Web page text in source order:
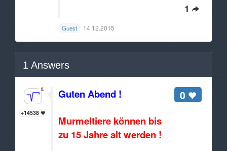
1
Guest 14.12.2015
1 Answers
+14538
0
Guten Abend !
Murmeltiere können bis
zu 15 Jahre alt werden !